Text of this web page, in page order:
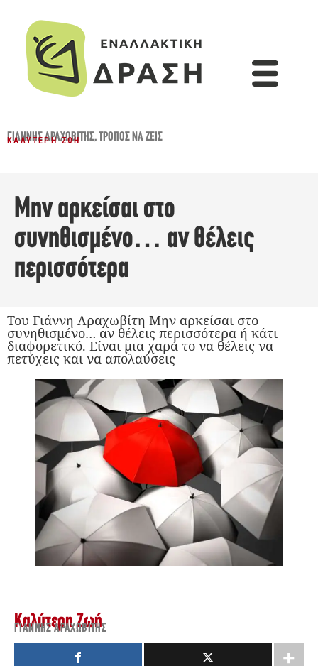
ΓΙΆΝΝΗΣ ΑΡΑΧΩΒΊΤΗΣ,ΤΡΌΠΟΣ ΝΑ ΖΕΙΣ
ΚΑΛΎΤΕΡΗ ΖΩΉ
Μην αρκείσαι στο
συνηθισμένο… αν θέλεις
περισσότερα
Του Γιάννη Αραχωβίτη Μην αρκείσαι στο
συνηθισμένο… αν θέλεις περισσότερα ή κάτι
διαφορετικό. Είναι μια χαρά το να θέλεις να
πετύχεις και να απολαύσεις
Καλύτερη Ζωή
ΓΙΆΝΝΗΣ ΑΡΑΧΩΒΊΤΗΣ